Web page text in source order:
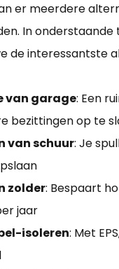
er meerdere
In onderstaande
de interessantste
van garage: Een
bezittingen op te
van schuur: Je
zolder: Bespaart
jaar
isoleren: Met